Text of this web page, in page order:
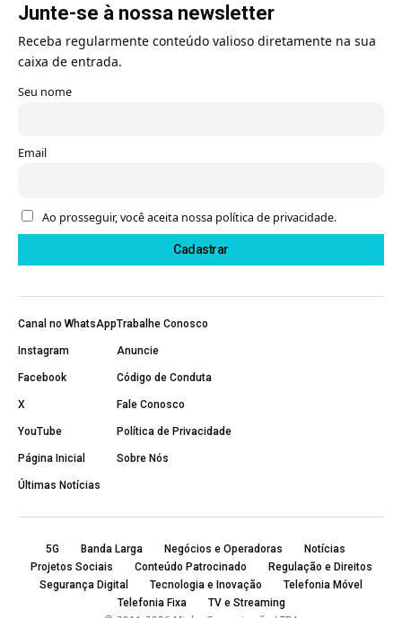
Junte-se à nossa newsletter
Receba regularmente conteúdo valioso diretamente na sua
caixa de entrada.
Seu nome
Email
Ao prosseguir, você aceita nossa política de privacidade.
Canal no WhatsApp
Instagram
Facebook
X
YouTube
Página Inicial
Últimas Notícias
Trabalhe Conosco
Anuncie
Código de Conduta
Fale Conosco
Política de Privacidade
Sobre Nós
5G Banda Larga Negócios e Operadoras
Notícias
Projetos Sociais
Conteúdo Patrocinado
Regulação e Direitos
Segurança Digital
Tecnologia e Inovação
Telefonia Móvel
Telefonia Fixa
TV e Streaming